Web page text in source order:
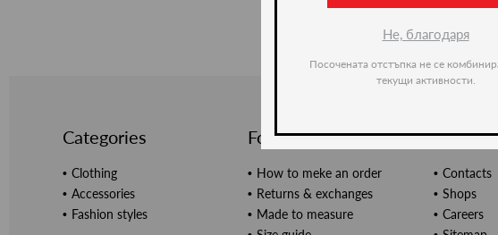
Categories
Clothing
Accessories
Fashion styles
For customers
How to meke an order
Returns & exchanges
Made to measure
About
Contacts
Shops
Careers
Не, благодаря
Посочената отстъпка не се
текущи активности.